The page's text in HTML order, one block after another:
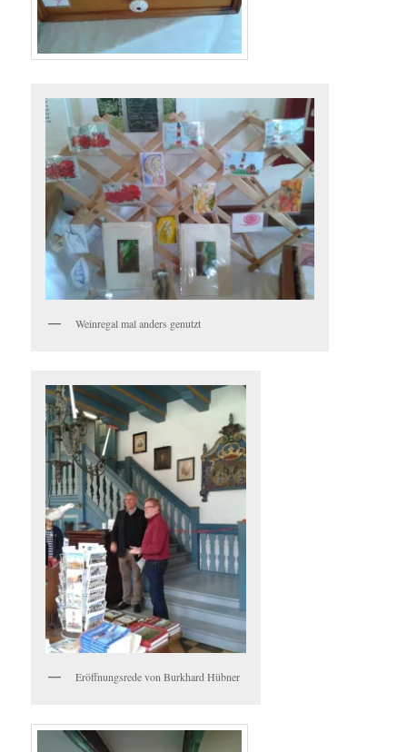
Weinregal mal anders genutzt
Eröffnungsrede von Burkhard Hübner